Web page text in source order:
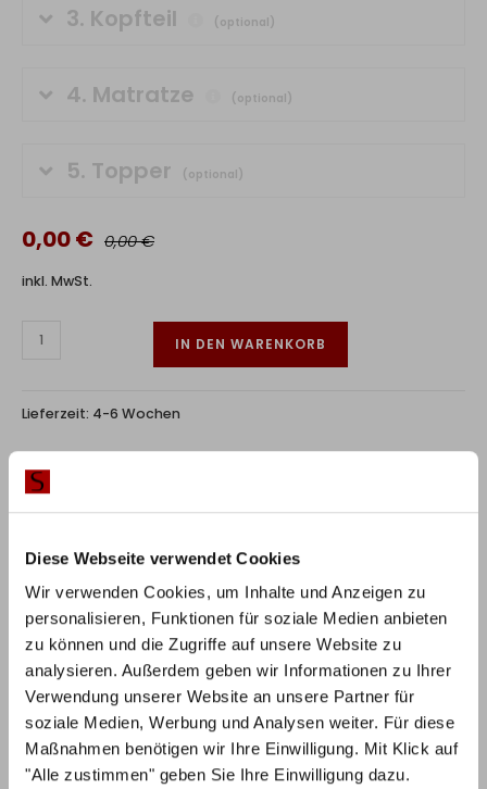
Diese Webseite verwendet Cookies
Wir verwenden Cookies, um Inhalte und Anzeigen zu
personalisieren, Funktionen für soziale Medien anbieten
zu können und die Zugriffe auf unsere Website zu
analysieren. Außerdem geben wir Informationen zu Ihrer
Verwendung unserer Website an unsere Partner für
soziale Medien, Werbung und Analysen weiter. Für diese
Maßnahmen benötigen wir Ihre Einwilligung. Mit Klick auf
"Alle zustimmen" geben Sie Ihre Einwilligung dazu.
3. Kopfteil (optional)
4. Matratze (optional)
5. Topper (optional)
0,00 € 0,00 €
inkl. MwSt.
IN DEN WARENKORB
Lieferzeit: 4-6 Wochen
10%
Produktbeschreibung
Himmlisch schlafen – mit dem modernen Bettendesign
Spazio Komfortbett lässt es sich wunderbar entspannt
träumen! Das klare Design des Bettes in Kombination